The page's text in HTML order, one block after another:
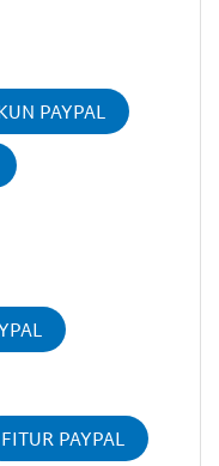
PAYPAL
FITUR PAYPAL